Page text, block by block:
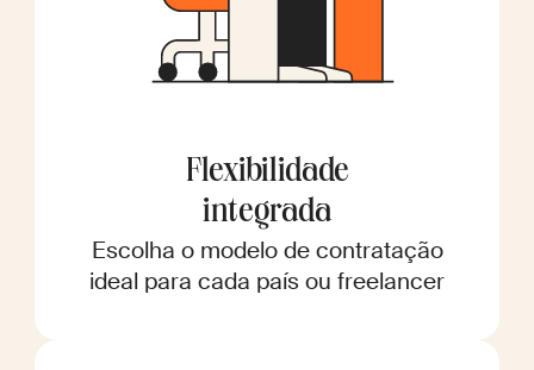
Flexibilidade
integrada
Escolha o modelo de contratação
ideal para cada país ou freelancer